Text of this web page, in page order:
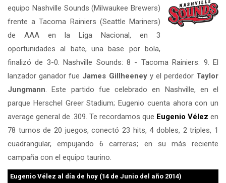
equipo Nashville Sounds (Milwaukee Brewers)
frente a Tacoma Rainiers (Seattle Mariners)
de AAA en la Liga Nacional, en 3
oportunidades al bate, una base por bola,
finalizó de 3-0. Nashville Sounds: 8 - Tacoma Rainiers: 9. El
lanzador ganador fue James Gillheeneyy el perdedor Taylor
Jungmann. Este partido fue celebrado en Nashville, en el
parque Herschel Greer Stadium; Eugenio cuenta ahora con un
average general de .309. Te recordamos que Eugenio Vélez en
78 turnos de 20 juegos, conectó 23 hits, 4 dobles, 2 triples, 1
cuadrangular, empujando 6 carreras; en su más reciente
campaña con el equipo taurino.
Eugenio Vélez al día de hoy (14 de Junio del año 2014)